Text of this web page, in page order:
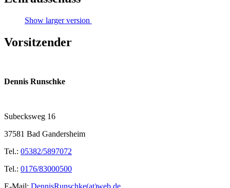
Show larger version
Vorsitzender
Dennis Runschke
Subecksweg 16
37581 Bad Gandersheim
Tel.: 05382/5897072
Tel.: 0176/83000500
E-Mail: DennisRunschke(at)web.de